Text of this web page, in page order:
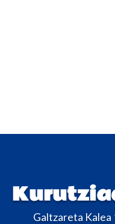
Galtzareta Kalea